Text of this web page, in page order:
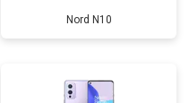
Nord N10